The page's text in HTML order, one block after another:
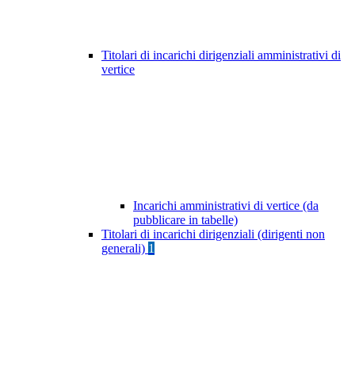
Titolari di incarichi dirigenziali amministrativi di
vertice
Incarichi amministrativi di vertice (da
pubblicare in tabelle)
Titolari di incarichi dirigenziali (dirigenti non
generali) 1